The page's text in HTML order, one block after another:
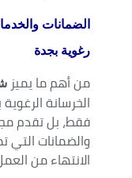
الضمانات
رغوية بجدة
من أهم ما يميز
الخرسانة
فقط، بل تقدم
والضمانات التي
الانتهاء من